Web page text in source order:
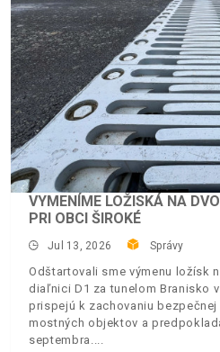
VYMENÍME LOŽISKÁ NA
PRI OBCI ŠIROKÉ
Jul 13, 2026 Správy
Odštartovali sme výmenu ložísk
diaľnici D1 za tunelom Branisko
prispejú k zachovaniu
mostných objektov a
septembra.